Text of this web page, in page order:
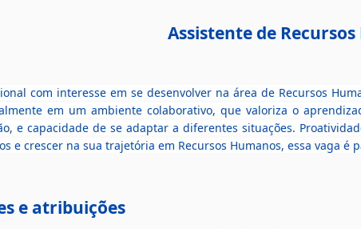
Assistente de
com interesse em se desenvolver na área de Recursos
em um ambiente colaborativo, que valoriza o
e capacidade de se adaptar a diferentes situações.
e crescer na sua trajetória em Recursos Humanos, essa vaga é
e atribuições